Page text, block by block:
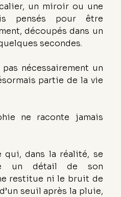
un miroir ou une
pensés pour être
découpés dans un
secondes.
nécessairement un
partie de la vie
ne raconte jamais
qui, dans la réalité, se
un détail de son
restitue ni le bruit de
seuil après la pluie,